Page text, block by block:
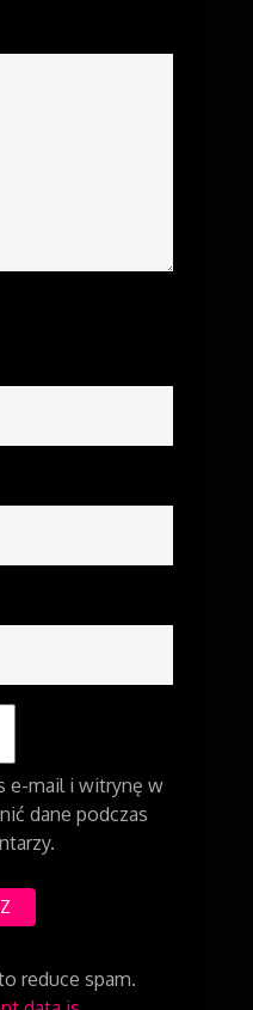
e-mail i witrynę w
dane podczas
reduce spam.